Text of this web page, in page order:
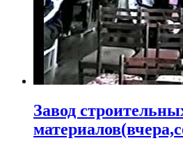
Завод